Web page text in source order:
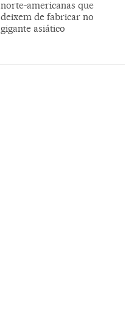
norte-americanas que
deixem de fabricar no
gigante asiático